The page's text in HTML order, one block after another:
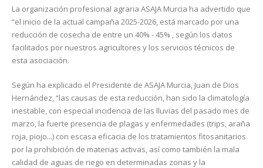
La organización profesional agraria ASAJA Murcia ha advertido que
“el inicio de la actual campaña 2025-2026, está marcado por una
reducción de cosecha de entre un 40% - 45% , según los datos
facilitados por nuestros agricultores y los servicios técnicos de
esta asociación.
Según ha explicado el Presidente de ASAJA Murcia, Juan de Dios
Hernández, “las causas de esta reducción, han sido la climatología
inestable, con especial incidencia de las lluvias del pasado mes de
marzo, la fuerte presencia de plagas y enfermedades (trips, araña
roja, piojo...) con escasa eficacia de los tratamientos fitosanitarios
por la prohibición de materias activas, así como también la mala
calidad de aguas de riego en determinadas zonas y la